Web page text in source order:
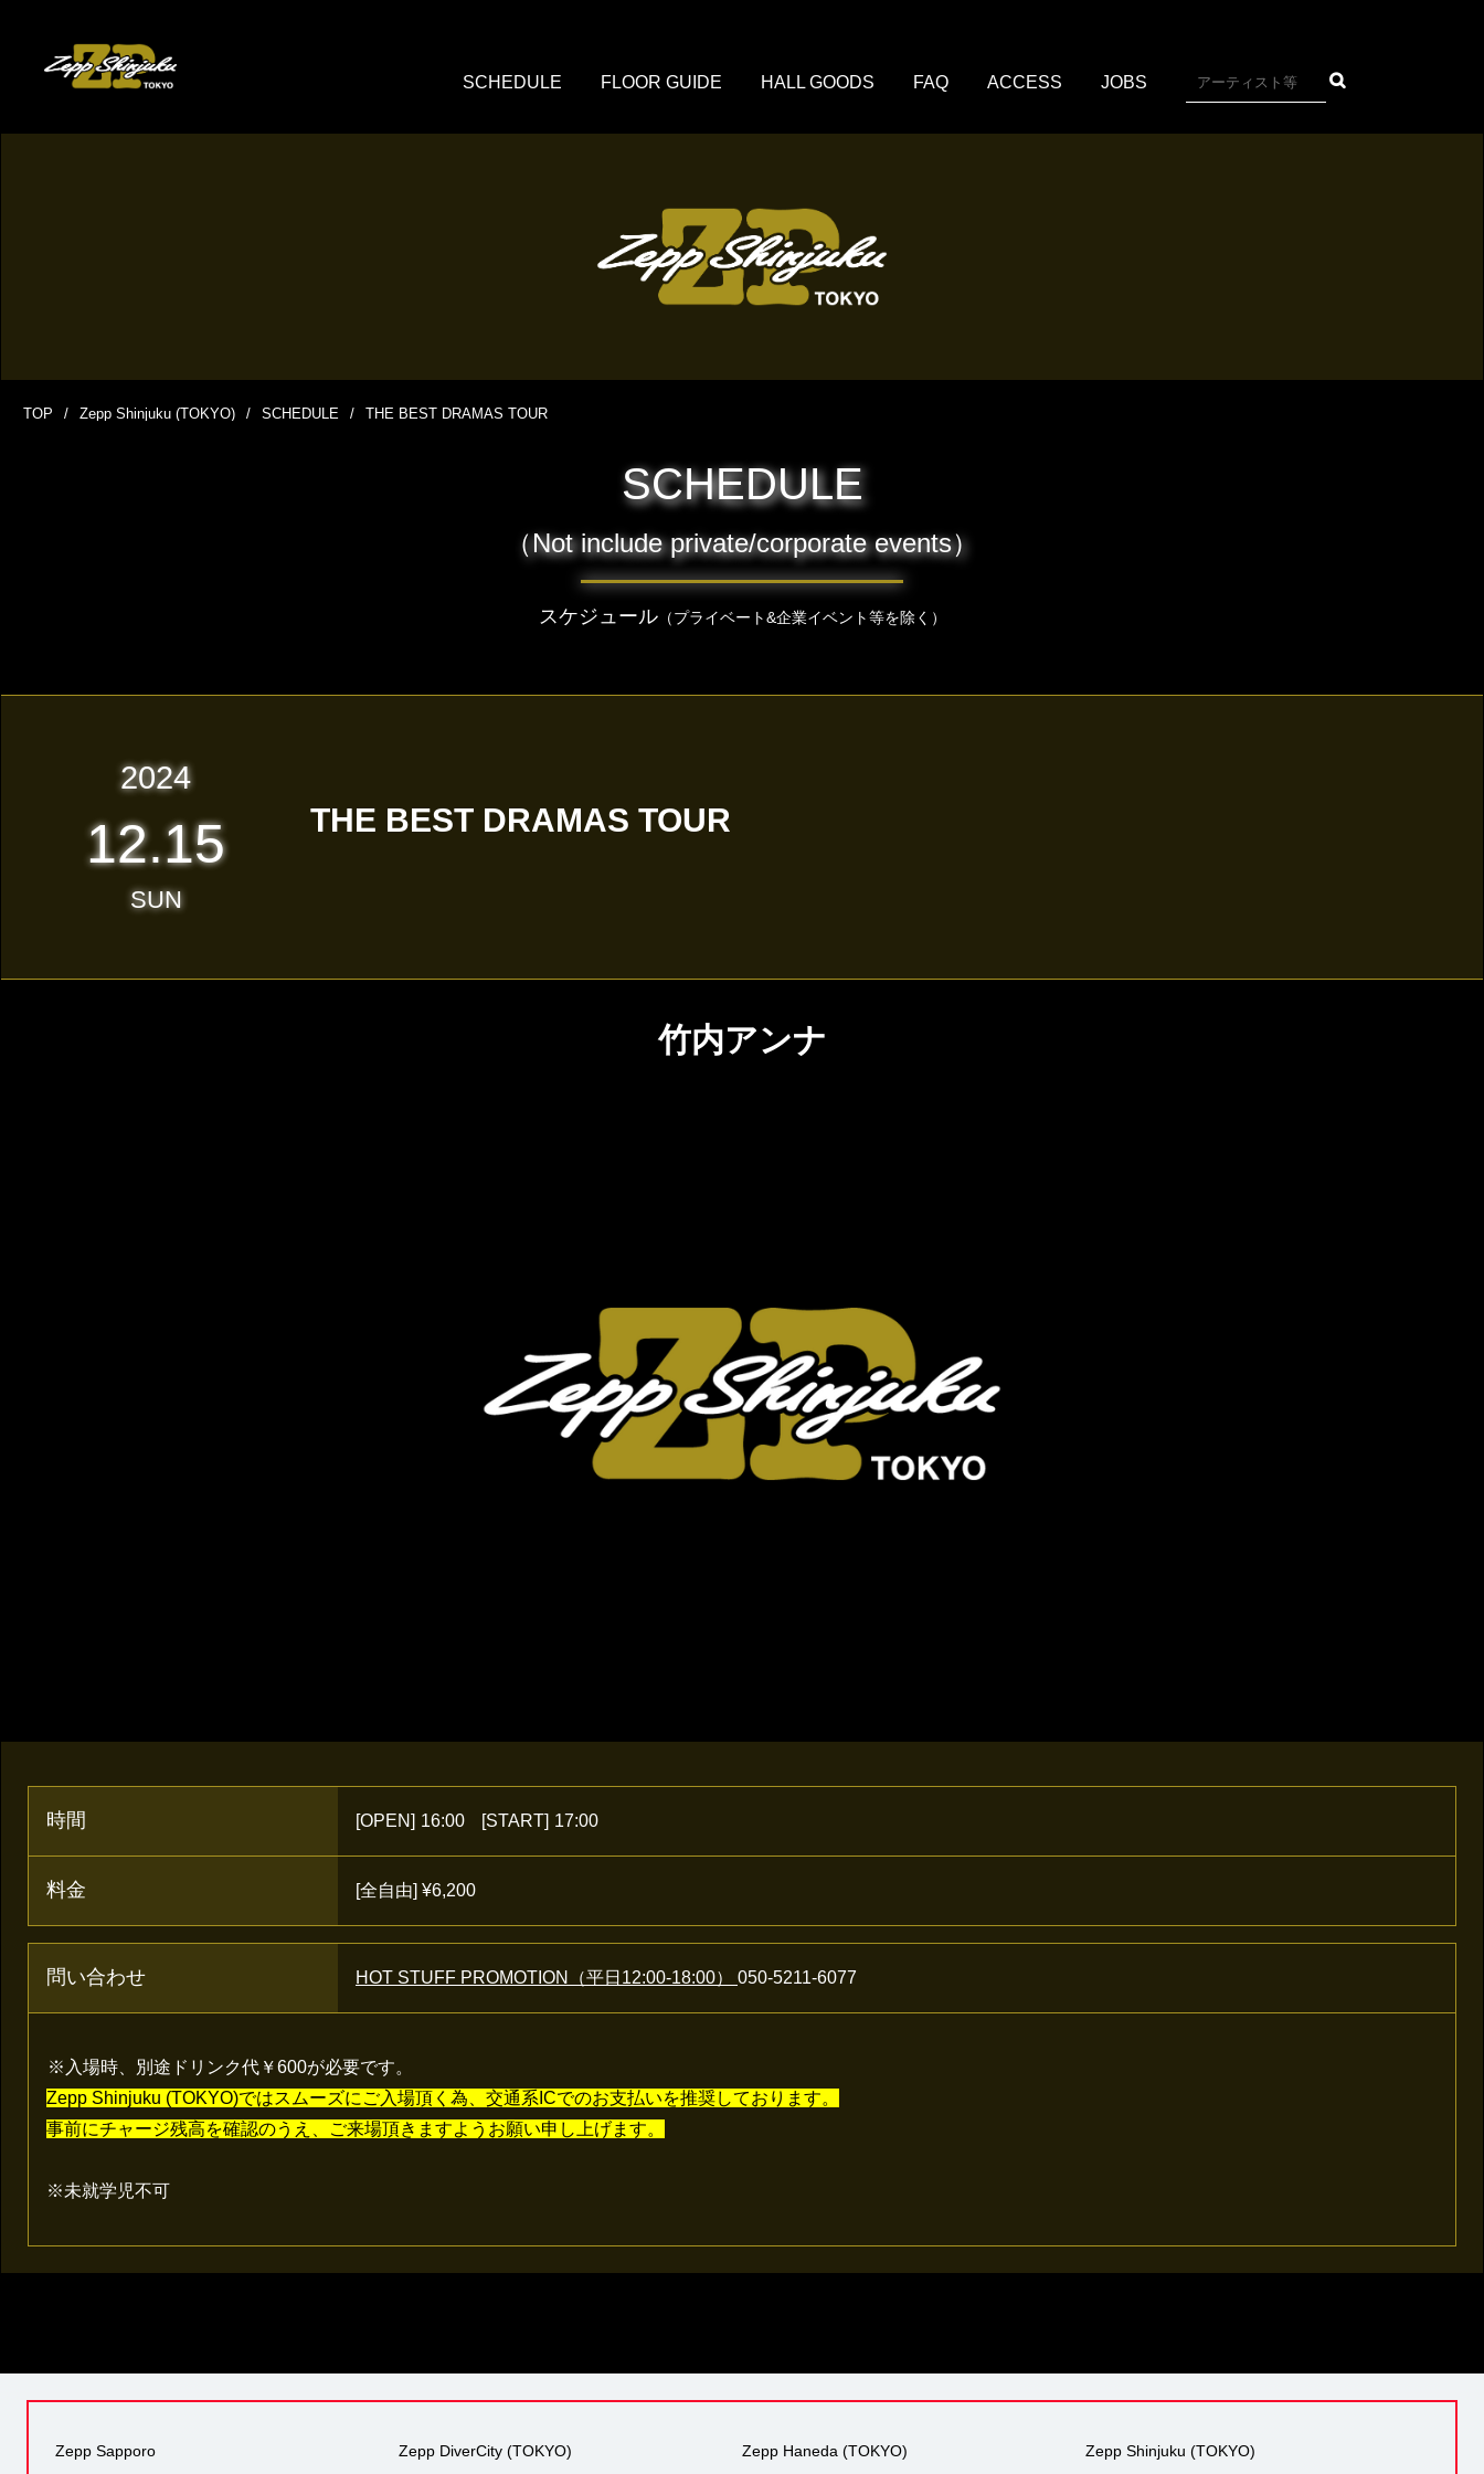
SCHEDULE FLOOR GUIDE HALL GOODS FAQ ACCESS JOBS
TOP Zepp Shinjuku (TOKYO) SCHEDULE THE BEST DRAMAS TOUR
SCHEDULE
（Not include private/corporate events）
スケジュール（プライベート&企業イベント等を除く）
2024
12.15
SUN
THE BEST DRAMAS TOUR
竹内アンナ
時間 [OPEN] 16:00 [START] 17:00
料金 [全自由] ¥6,200
問い合わせ HOT STUFF PROMOTION（平日12:00-18:00） 050-5211-6077
※入場時、別途ドリンク代￥600が必要です。
Zepp Shinjuku (TOKYO)ではスムーズにご入場頂く為、交通系ICでのお支払いを推奨しております。
事前にチャージ残高を確認のうえ、ご来場頂きますようお願い申し上げます。
※未就学児不可
Zepp Sapporo Zepp DiverCity (TOKYO) Zepp Haneda (TOKYO) Zepp Shinjuku (TOKYO)